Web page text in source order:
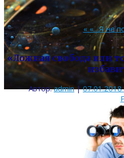
««…Я не
«Ложная свобода или
Автор:admin | 07.01.2018